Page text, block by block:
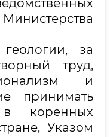
за
труд,
и
принимать
в коренных
Указом